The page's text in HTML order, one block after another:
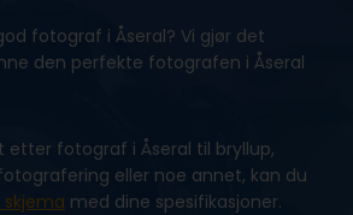
fotograf i Åseral? Vi gjør det
den perfekte fotografen i Åseral
etter fotograf i Åseral til bryllup,
eller noe annet, kan du
med dine spesifikasjoner.